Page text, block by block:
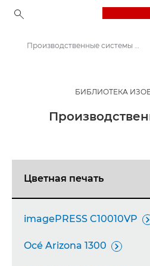
Пресс-центр Canon
Изображения продукции - Пресс-центр Canon
Производственные системы печати - Пресс-центр Canon
БИБЛИОТЕКА
Цветная печать
imagePRESS C10010VP 
Océ Arizona 1300 